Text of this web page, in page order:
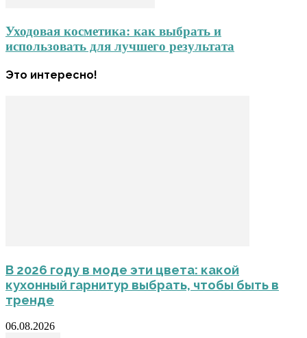
Уходовая косметика: как выбрать и
использовать для лучшего результата
Это интересно!
В 2026 году в моде эти цвета: какой
кухонный гарнитур выбрать, чтобы быть в
тренде
06.08.2026